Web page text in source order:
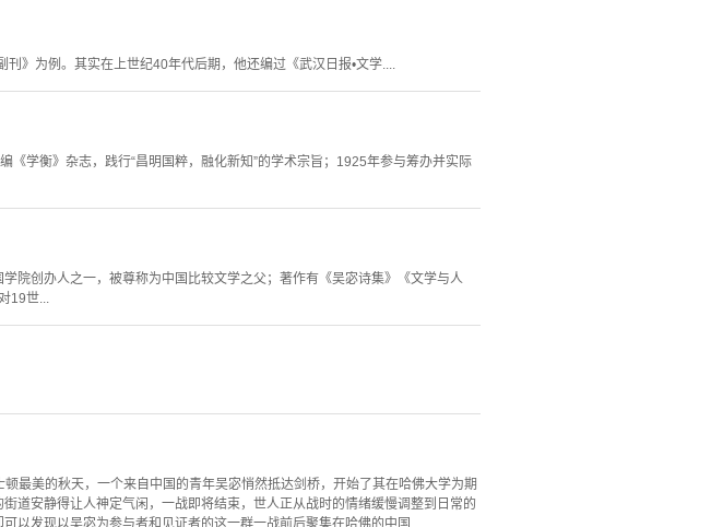
》为例。其实在上世纪40年代后期，他还编过《武汉日报•文学....
学衡》杂志，践行“昌明国粹，融化新知”的学术宗旨；1925年参与筹办并实际
院创办人之一，被尊称为中国比较文学之父；著作有《吴宓诗集》《文学与人
19世...
最美的秋天，一个来自中国的青年吴宓悄然抵达剑桥，开始了其在哈佛大学为期
道安静得让人神定气闲，一战即将结束，世人正从战时的情绪缓慢调整到日常的
以发现以吴宓为参与者和见证者的这一群一战前后聚集在哈佛的中国...